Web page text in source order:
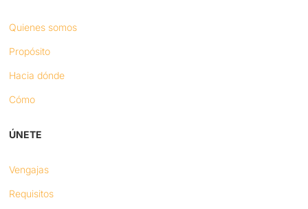
Quienes somos
Propósito
Hacia dónde
Cómo
ÚNETE
Vengajas
Requisitos